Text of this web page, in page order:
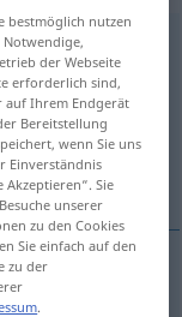
antippen)
bestmöglich nutzen
der Webseite
erforderlich sind,
auf Ihrem Endgerät
Bereitstellung
wenn Sie uns
Einverständnis
Akzeptieren“. Sie
unserer
zu den Cookies
Sie einfach auf den
zu der
.